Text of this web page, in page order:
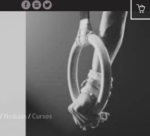
/ Noticias/ Cursos